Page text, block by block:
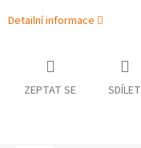
Detailní informace
ZEPTAT SE SDÍLET